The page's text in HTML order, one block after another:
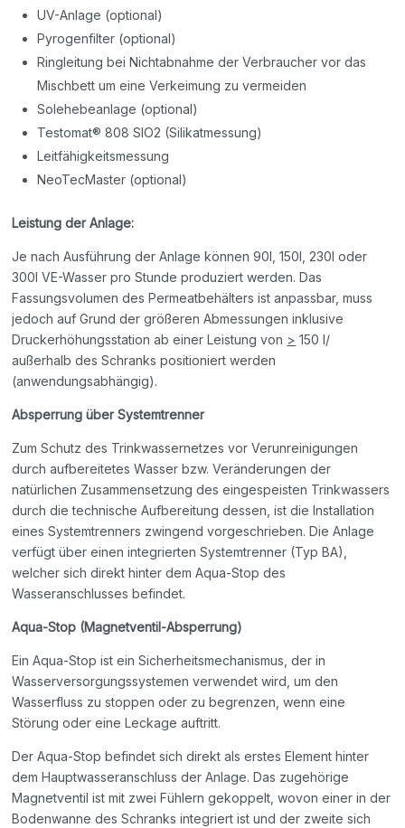
UV-Anlage (optional)
Pyrogenfilter (optional)
Ringleitung bei Nichtabnahme der Verbraucher vor das
Mischbett um eine Verkeimung zu vermeiden
Solehebeanlage (optional)
Testomat® 808 SIO2 (Silikatmessung)
Leitfähigkeitsmessung
NeoTecMaster (optional)
Leistung der Anlage:
Je nach Ausführung der Anlage können 90l, 150l, 230l oder
300l VE-Wasser pro Stunde produziert werden. Das
Fassungsvolumen des Permeatbehälters ist anpassbar, muss
jedoch auf Grund der größeren Abmessungen inklusive
Druckerhöhungsstation ab einer Leistung von > 150 l/
außerhalb des Schranks positioniert werden
(anwendungsabhängig).
Absperrung über Systemtrenner
Zum Schutz des Trinkwassernetzes vor Verunreinigungen
durch aufbereitetes Wasser bzw. Veränderungen der
natürlichen Zusammensetzung des eingespeisten Trinkwassers
durch die technische Aufbereitung dessen, ist die Installation
eines Systemtrenners zwingend vorgeschrieben. Die Anlage
verfügt über einen integrierten Systemtrenner (Typ BA),
welcher sich direkt hinter dem Aqua-Stop des
Wasseranschlusses befindet.
Aqua-Stop (Magnetventil-Absperrung)
Ein Aqua-Stop ist ein Sicherheitsmechanismus, der in
Wasserversorgungssystemen verwendet wird, um den
Wasserfluss zu stoppen oder zu begrenzen, wenn eine
Störung oder eine Leckage auftritt.
Der Aqua-Stop befindet sich direkt als erstes Element hinter
dem Hauptwasseranschluss der Anlage. Das zugehörige
Magnetventil ist mit zwei Fühlern gekoppelt, wovon einer in der
Bodenwanne des Schranks integriert ist und der zweite sich